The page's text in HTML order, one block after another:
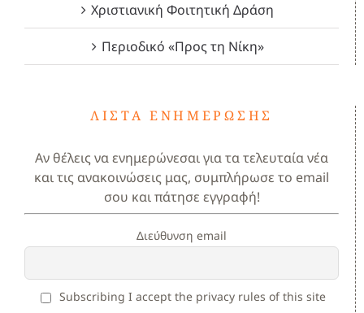
Χριστιανική Φοιτητική Δράση
Περιοδικό «Προς τη Νίκη»
ΛΊΣΤΑ ΕΝΗΜΈΡΩΣΗΣ
Αν θέλεις να ενημερώνεσαι για τα τελευταία νέα
και τις ανακοινώσεις μας, συμπλήρωσε το email
σου και πάτησε εγγραφή!
Διεύθυνση email
Subscribing I accept the privacy rules of this site